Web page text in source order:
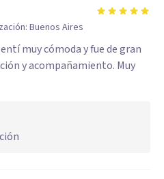
Buenos Aires
muy cómoda y fue de gran
y acompañamiento. Muy